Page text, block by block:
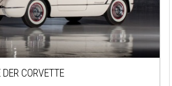
CORVETTE